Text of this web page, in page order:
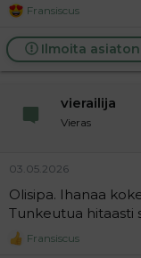
R
a
c
t
Fransiscus
Ilmoita
vierailija
Vieras
03.05.2026
Olisipa. Ihanaa
Tunkeutua hitaasti
R
Fransiscus